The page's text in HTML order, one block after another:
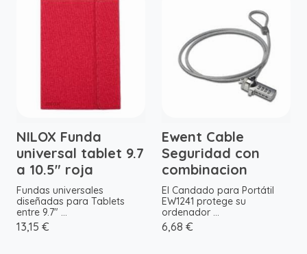
NILOX Funda
universal tablet 9.7
a 10.5" roja
Fundas universales
diseñadas para Tablets
entre 9.7" ...
13,15 €
Ewent Cable
Seguridad con
combinacion
El Candado para Portátil
EW1241 protege su
ordenador ...
6,68 €